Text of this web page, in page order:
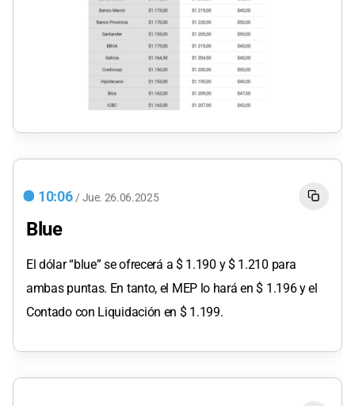
10:06 / Jue. 26.06.2025
Blue
El dólar “blue” se ofrecerá a $ 1.190 y $ 1.210 para
ambas puntas. En tanto, el MEP lo hará en $ 1.196 y el
Contado con Liquidación en $ 1.199.